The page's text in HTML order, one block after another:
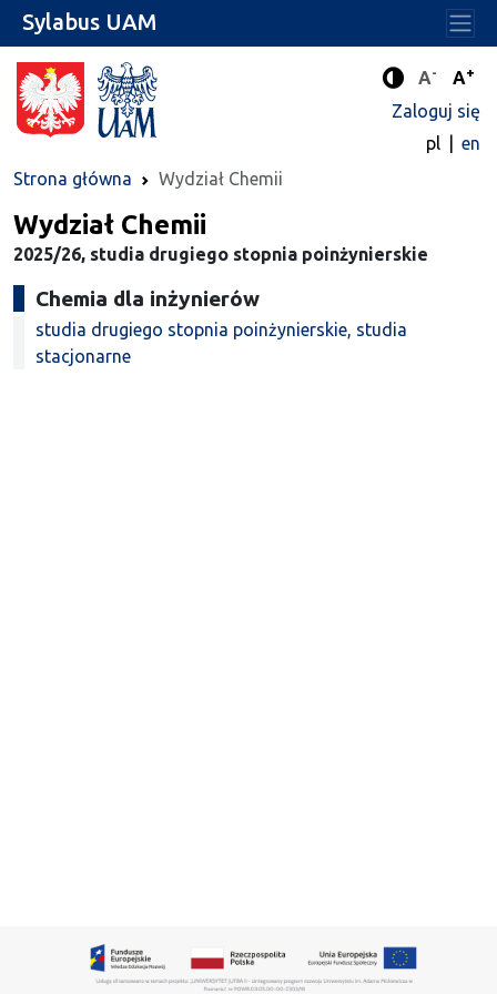
Tryb
A- A+
Zaloguj się
pl
en
Strona główna
Wydział Chemii
Sylabus UAM
Wydział Chemii
2025/26, studia drugiego stopnia poinżynierskie
Chemia dla inżynierów
studia drugiego stopnia poinżynierskie, studia
stacjonarne